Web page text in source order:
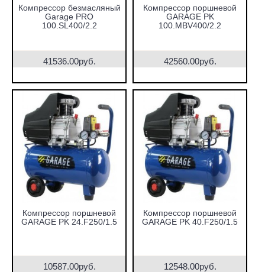
Компрессор безмасляный
Garage PRO
100.SL400/2.2
41536.00руб.
Компрессор поршневой
GARAGE PK
100.MBV400/2.2
42560.00руб.
Компрессор поршневой
GARAGE PK 24.F250/1.5
10587.00руб.
Компрессор поршневой
GARAGE PK 40.F250/1.5
12548.00руб.